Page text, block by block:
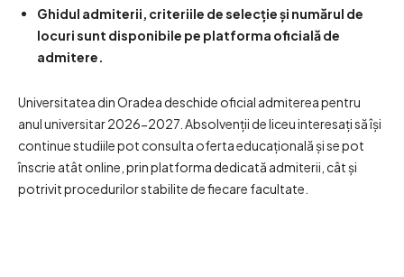
Ghidul admiterii, criteriile de selecție și numărul de
locuri sunt disponibile pe platforma oficială de
admitere.
Universitatea din Oradea deschide oficial admiterea pentru
anul universitar 2026-2027. Absolvenții de liceu interesați să își
continue studiile pot consulta oferta educațională și se pot
înscrie atât online, prin platforma dedicată admiterii, cât și
potrivit procedurilor stabilite de fiecare facultate.